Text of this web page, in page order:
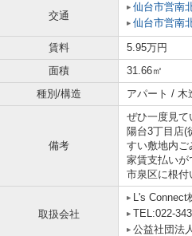
交通
仙台市営南
仙台市営南
賃料 5.95万円
面積
31.66㎡
種別/構造
アパート / 木
備考
ぜひ一度見て
陽台3丁目店(
すい敷地内ご
家賃支払い
市泉区に根付
取扱会社
L's Connect
TEL:022-
公益社団法